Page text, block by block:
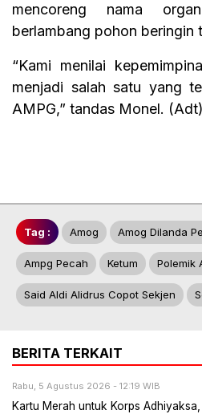
mencoreng nama
berlambang pohon beringin
“Kami menilai
menjadi salah satu yang
AMPG,” tandas Monel. (Adt)
Tag : Amog Amog Dilanda
Ampg Pecah Ketum Polemik
Said Aldi Alidrus Copot Sekjen
BERITA TERKAIT
Rabu, 5 Agustus 2026 - 12:19 WIB
Kartu Merah untuk Korps